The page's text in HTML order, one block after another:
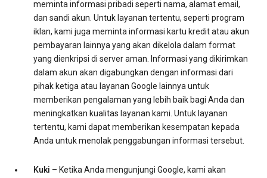
meminta informasi pribadi seperti nama, alamat email,
dan sandi akun. Untuk layanan tertentu, seperti program
iklan, kami juga meminta informasi kartu kredit atau akun
pembayaran lainnya yang akan dikelola dalam format
yang dienkripsi di server aman. Informasi yang dikirimkan
dalam akun akan digabungkan dengan informasi dari
pihak ketiga atau layanan Google lainnya untuk
memberikan pengalaman yang lebih baik bagi Anda dan
meningkatkan kualitas layanan kami. Untuk layanan
tertentu, kami dapat memberikan kesempatan kepada
Anda untuk menolak penggabungan informasi tersebut.
Kuki – Ketika Anda mengunjungi Google, kami akan